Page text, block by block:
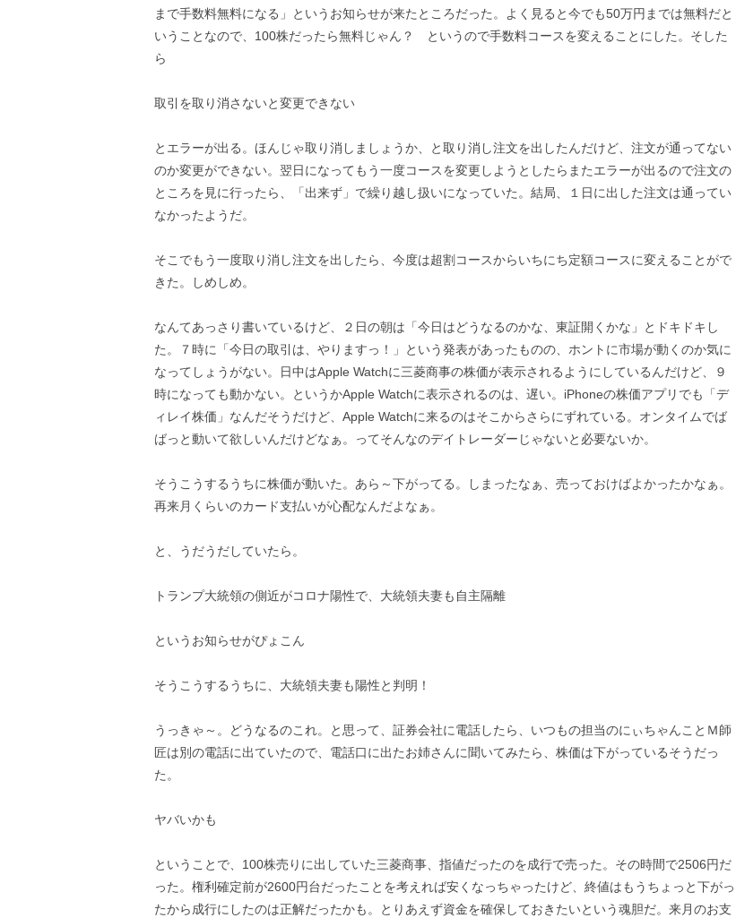
まで手数料無料になる」というお知らせが来たところだった。よく見ると今でも50万円までは無料だと
いうことなので、100株だったら無料じゃん？ というので手数料コースを変えることにした。そした
ら
取引を取り消さないと変更できない
とエラーが出る。ほんじゃ取り消しましょうか、と取り消し注文を出したんだけど、注文が通ってない
のか変更ができない。翌日になってもう一度コースを変更しようとしたらまたエラーが出るので注文の
ところを見に行ったら、「出来ず」で繰り越し扱いになっていた。結局、１日に出した注文は通ってい
なかったようだ。
そこでもう一度取り消し注文を出したら、今度は超割コースからいちにち定額コースに変えることがで
きた。しめしめ。
なんてあっさり書いているけど、２日の朝は「今日はどうなるのかな、東証開くかな」とドキドキし
た。７時に「今日の取引は、やりますっ！」という発表があったものの、ホントに市場が動くのか気に
なってしょうがない。日中はApple Watchに三菱商事の株価が表示されるようにしているんだけど、９
時になっても動かない。というかApple Watchに表示されるのは、遅い。iPhoneの株価アプリでも「デ
ィレイ株価」なんだそうだけど、Apple Watchに来るのはそこからさらにずれている。オンタイムでば
ばっと動いて欲しいんだけどなぁ。ってそんなのデイトレーダーじゃないと必要ないか。
そうこうするうちに株価が動いた。あら～下がってる。しまったなぁ、売っておけばよかったかなぁ。
再来月くらいのカード支払いが心配なんだよなぁ。
と、うだうだしていたら。
トランプ大統領の側近がコロナ陽性で、大統領夫妻も自主隔離
というお知らせがぴょこん
そうこうするうちに、大統領夫妻も陽性と判明！
うっきゃ～。どうなるのこれ。と思って、証券会社に電話したら、いつもの担当のにぃちゃんことＭ師
匠は別の電話に出ていたので、電話口に出たお姉さんに聞いてみたら、株価は下がっているそうだっ
た。
ヤバいかも
ということで、100株売りに出していた三菱商事、指値だったのを成行で売った。その時間で2506円だ
った。権利確定前が2600円台だったことを考えれば安くなっちゃったけど、終値はもうちょっと下がっ
たから成行にしたのは正解だったかも。とりあえず資金を確保しておきたいという魂胆だ。来月のお支